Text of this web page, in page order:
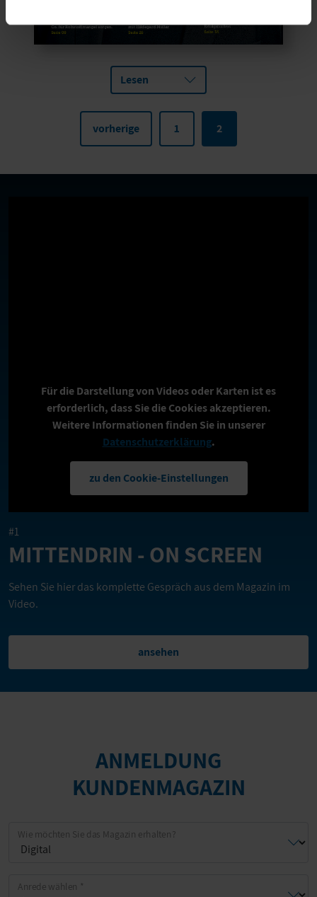
Lesen
vorherige 1 2
Für die Darstellung von Videos oder Karten ist es
erforderlich, dass Sie die Cookies akzeptieren.
Weitere Informationen finden Sie in unserer
Datenschutzerklärung.
zu den Cookie-Einstellungen
#1
MITTENDRIN - ON SCREEN
Sehen Sie hier das komplette Gespräch aus dem Magazin im
Video.
ansehen
ANMELDUNG
KUNDENMAGAZIN
Wie möchten Sie das Magazin erhalten?
Anrede wählen *